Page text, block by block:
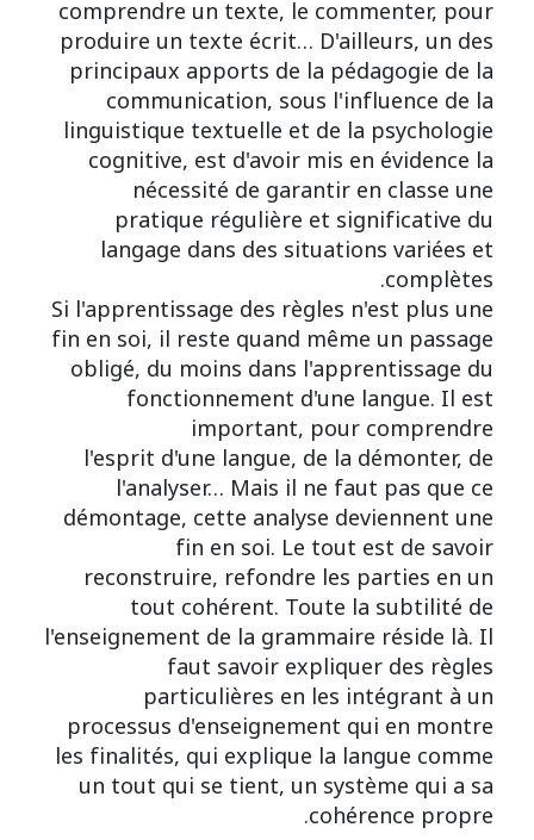
comprendre un texte, le commenter, pour
produire un texte écrit… D'ailleurs, un des
principaux apports de la pédagogie de la
communication, sous l'influence de la
linguistique textuelle et de la psychologie
cognitive, est d'avoir mis en évidence la
nécessité de garantir en classe une
pratique régulière et significative du
langage dans des situations variées et
complètes.
Si l'apprentissage des règles n'est plus une
fin en soi, il reste quand même un passage
obligé, du moins dans l'apprentissage du
fonctionnement d'une langue. Il est
important, pour comprendre
l'esprit d'une langue, de la démonter, de
l'analyser… Mais il ne faut pas que ce
démontage, cette analyse deviennent une
fin en soi. Le tout est de savoir
reconstruire, refondre les parties en un
tout cohérent. Toute la subtilité de
l'enseignement de la grammaire réside là. Il
faut savoir expliquer des règles
particulières en les intégrant à un
processus d'enseignement qui en montre
les finalités, qui explique la langue comme
un tout qui se tient, un système qui a sa
cohérence propre.